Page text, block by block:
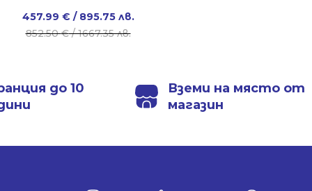
852.50€/ 1667.35 лв.
Original
price
/
1667.35 лв..
457.99 € / 895.75 лв.
Current
price
/
895.75 лв..
до 10
Вземи на място от
магазин